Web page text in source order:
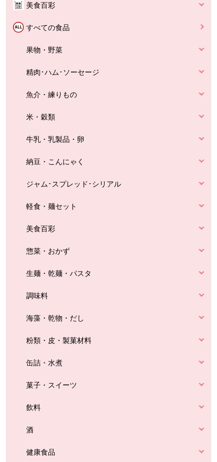
美食百彩
すべての食品
果物・野菜
精肉･ハム･ソーセージ
魚介・練りもの
米・穀類
牛乳・乳製品・卵
納豆・こんにゃく
ジャム･スプレッド･シリアル
軽食・麺セット
美食百彩
惣菜・おかず
生麺・乾麺・パスタ
調味料
海藻・乾物・だし
粉類・皮・製菓材料
缶詰・水煮
菓子・スイーツ
飲料
酒
健康食品